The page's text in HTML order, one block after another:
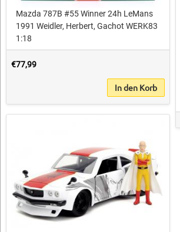
Mazda 787B #55 Winner 24h LeMans
1991 Weidler, Herbert, Gachot WERK83
1:18
€77,99
In den Korb